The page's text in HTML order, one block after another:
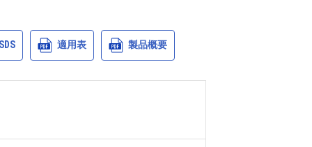
SDS 適用表 製品概要